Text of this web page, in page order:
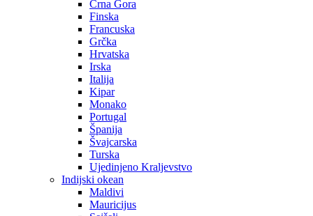
Crna Gora
Finska
Francuska
Grčka
Hrvatska
Irska
Italija
Kipar
Monako
Portugal
Španija
Švajcarska
Turska
Ujedinjeno Kraljevstvo
Indijski okean
Maldivi
Mauricijus